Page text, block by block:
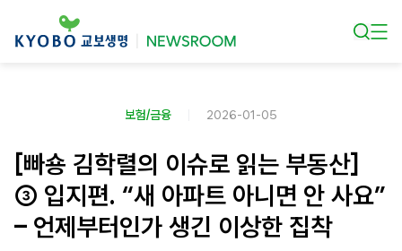
보험/금융 2026-01-05
[빠숑 김학렬의 이슈로 읽는 부동산]
③ 입지편. “새 아파트 아니면 안 사요”
– 언제부터인가 생긴 이상한 집착